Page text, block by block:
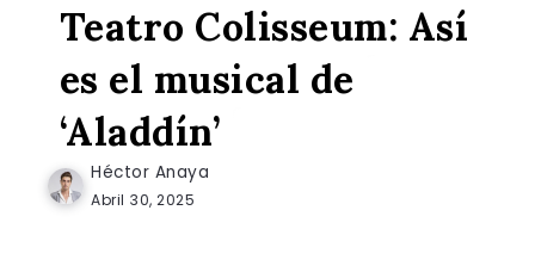
Teatro Colisseum: Así
es el musical de
‘Aladdín’
Héctor Anaya
Abril 30, 2025